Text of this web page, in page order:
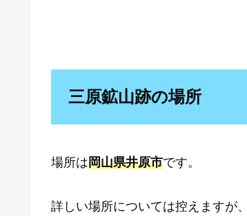
三原鉱山跡の場所
場所は岡山県井原市です。
詳しい場所については控えますが、